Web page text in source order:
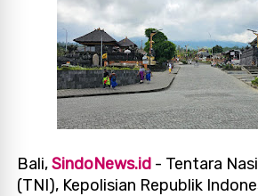
Bali,SindoNews.id - Tentara
(TNI), Kepolisian Republik